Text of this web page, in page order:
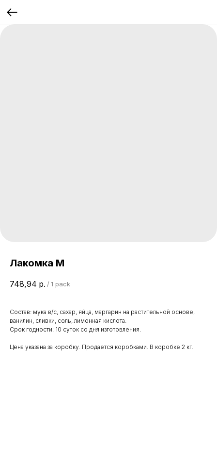
Лакомка М
748,94 р. / 1 pack
Состав: мука в/с, сахар, яйца, маргарин на растительной основе,
ванилин, сливки, соль, лимонная кислота.
Срок годности: 10 суток со дня изготовления.
Цена указана за коробку. Продается коробками. В коробке 2 кг.